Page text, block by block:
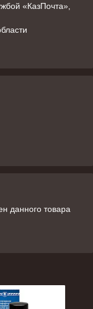
«КазПочта»,
данного товара